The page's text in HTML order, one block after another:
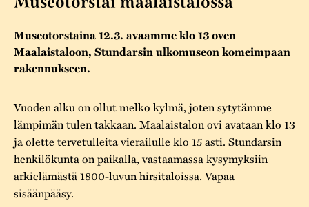
Vaellusreitti
Saavutettavuus
Turvallisuus
Yhteystiedot
Varaa tilat
Rakennusperintö
Museopedagogiikka
Käsityö
Projektit
YSTÄVÄT
Markkinat
Vuoden Gunnar
Museotorstaina 12.3. avaamme klo 13 oven
Maalaistaloon, Stundarsin ulkomuseon komeimpaan
rakennukseen.
Vuoden alku on ollut melko kylmä, joten sytytämme
lämpimän tulen takkaan. Maalaistalon ovi avataan klo 13
ja olette tervetulleita vierailulle klo 15 asti. Stundarsin
henkilökunta on paikalla, vastaamassa kysymyksiin
arkielämästä 1800-luvun hirsitaloissa. Vapaa
sisäänpääsy.